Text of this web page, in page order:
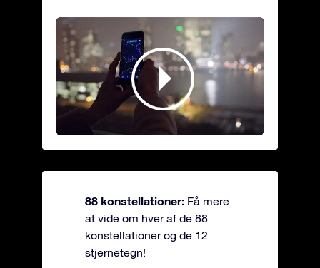
88 konstellationer: Få mere
at vide om hver af de 88
konstellationer og de 12
stjernetegn!